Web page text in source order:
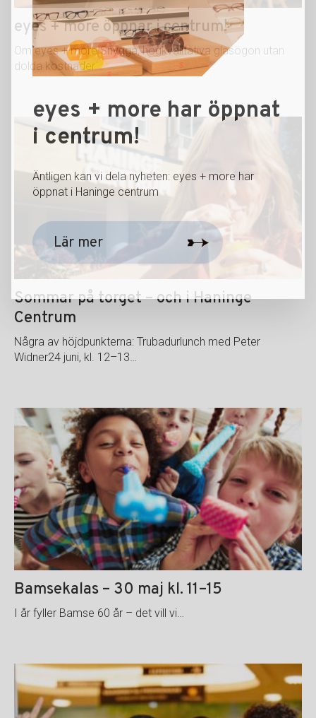
eyes + more har öppnat
i centrum!
Äntligen kan vi dela nyheten: eyes + more har
öppnat i Haninge centrum
Lär mer
eyes + more öppnar i centrum!
Om eyes + more Snygga, högkvalitativa glasögon utan
dolda kostnader…
Sommar på torget – och i Haninge
Centrum
Några av höjdpunkterna: Trubadurlunch med Peter
Widner24 juni, kl. 12–13…
Bamsekalas – 30 maj kl. 11–15
I år fyller Bamse 60 år – det vill vi…